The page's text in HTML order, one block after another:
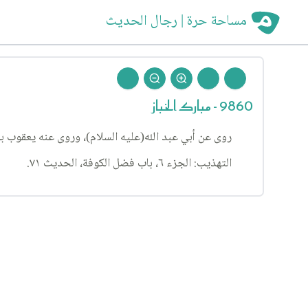
مساحة حرة | رجال الحديث
9860 - مبارك الخباز
روى عن أبي عبد الله(عليه السلام)، وروى عنه يعقوب
التهذيب: الجزء ٦، باب فضل الكوفة، الحديث ٧١.